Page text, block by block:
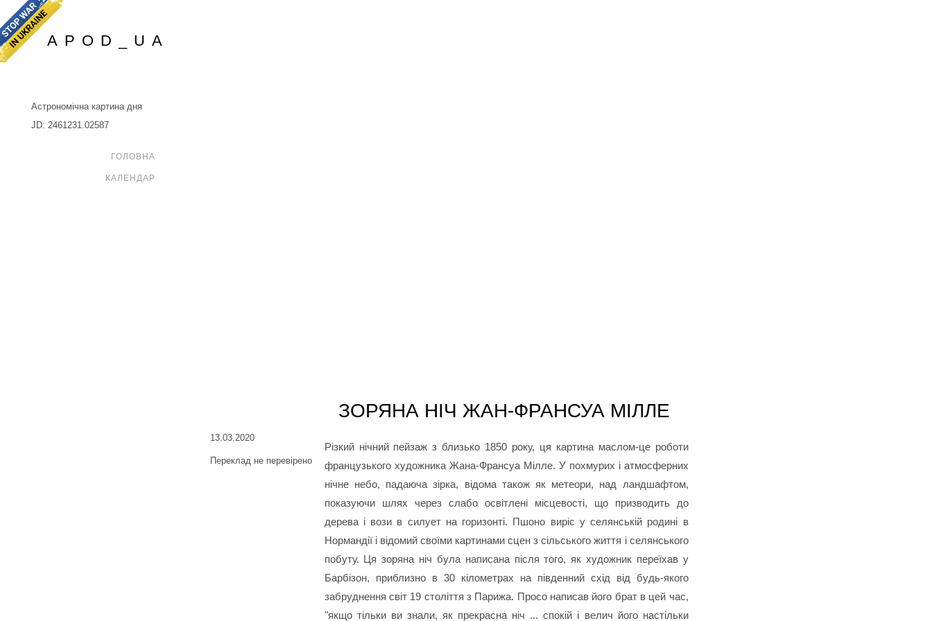
APOD_UA
Астрономічна картина дня
JD: 2461231.02587
ГОЛОВНА
КАЛЕНДАР
13.03.2020
Переклад не перевірено
ЗОРЯНА НІЧ ЖАН-ФРАНСУА МІЛЛЕ
Різкий нічний пейзаж з близько 1850 року, ця картина маслом-це роботи
французького художника Жана-Франсуа Мілле. У похмурих і атмосферних
нічне небо, падаюча зірка, відома також як метеори, над ландшафтом,
показуючи шлях через слабо освітлені місцевості, що призводить до
дерева і вози в силует на горизонті. Пшоно виріс у селянській родині в
Нормандії і відомий своїми картинами сцен з сільського життя і селянського
побуту. Ця зоряна ніч була написана після того, як художник переїхав у
Барбізон, приблизно в 30 кілометрах на південний схід від будь-якого
забруднення світ 19 століття з Парижа. Просо написав його брат в цей час,
"якщо тільки ви знали, як прекрасна ніч ... спокій і велич його настільки